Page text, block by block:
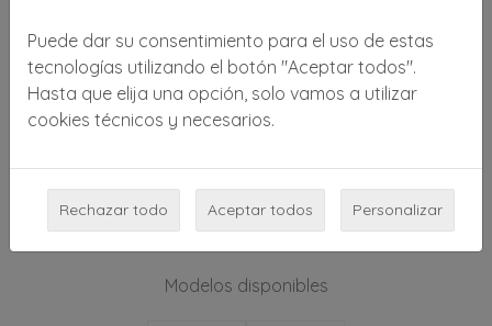
Apoyapiés de aleación de aluminio cromado pulido y
base de plancha de acero cromado.
También disponible en versión cromada dorada
Modelos disponibles
Puede dar su consentimiento para el uso de estas
tecnologías utilizando el botón "Aceptar todos".
Hasta que elija una opción, solo vamos a utilizar
cookies técnicos y necesarios.
Rechazar todo Aceptar todos Personalizar